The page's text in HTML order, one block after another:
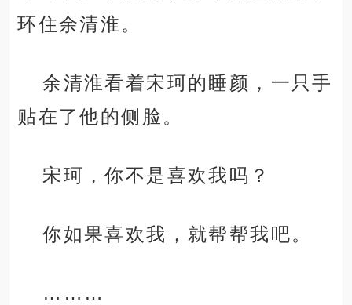
环住余清淮。
余清淮看着宋珂的睡颜，一只手
贴在了他的侧脸。
宋珂，你不是喜欢我吗？
你如果喜欢我，就帮帮我吧。
………